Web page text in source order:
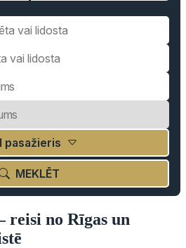
pasažieris
MEKLĒT
reisi no Rīgas un